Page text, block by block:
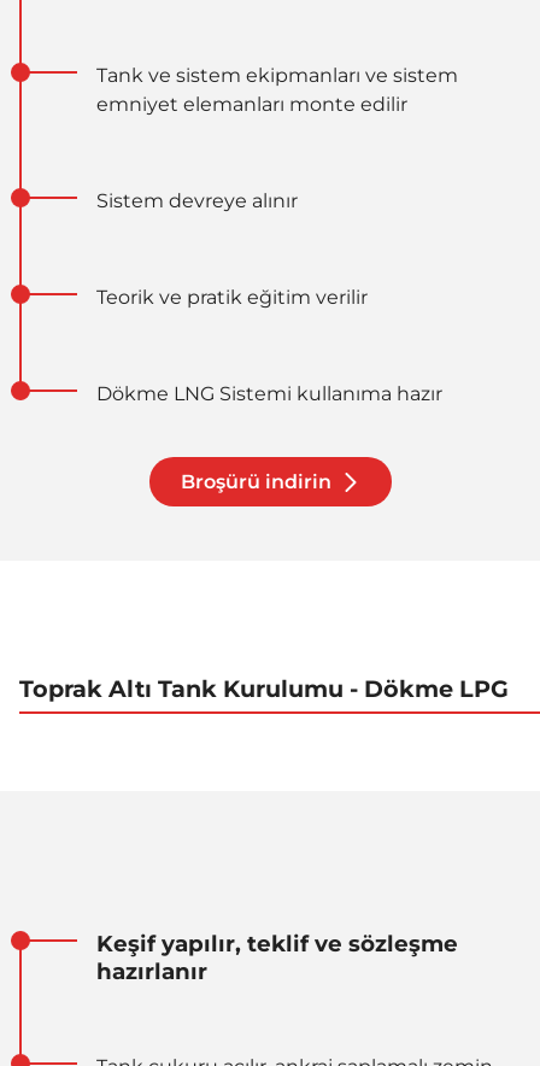
Tank ve sistem ekipmanları ve sistem
emniyet elemanları monte edilir
Sistem devreye alınır
Teorik ve pratik eğitim verilir
Dökme LNG Sistemi kullanıma hazır
Broşürü indirin
Toprak Altı Tank Kurulumu - Dökme LPG
Keşif yapılır, teklif ve sözleşme
hazırlanır